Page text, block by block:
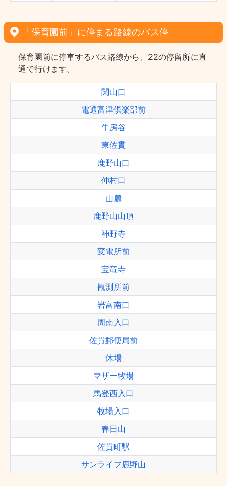
「保育園前」に停まる路線のバス停
保育園前に停車するバス路線から、22の停留所に直
通で行けます。
関山口
電通富津倶楽部前
牛房谷
東佐貫
鹿野山口
仲村口
山麓
鹿野山山頂
神野寺
変電所前
宝竜寺
観測所前
岩富南口
周南入口
佐貫郵便局前
休場
マザー牧場
馬登西入口
牧場入口
春日山
佐貫町駅
サンライフ鹿野山